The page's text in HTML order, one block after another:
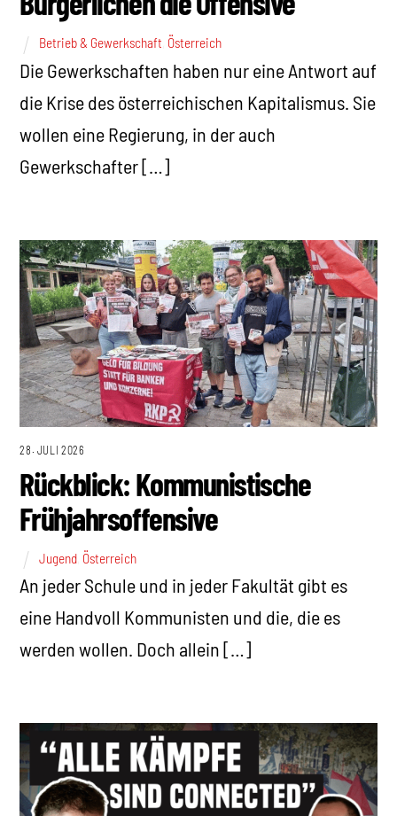
Betrieb & Gewerkschaft Österreich
Die Gewerkschaften haben nur eine Antwort auf
die Krise des österreichischen Kapitalismus. Sie
wollen eine Regierung, in der auch
Gewerkschafter […]
28. JULI 2026
Rückblick: Kommunistische
Frühjahrsoffensive
Jugend Österreich
An jeder Schule und in jeder Fakultät gibt es
eine Handvoll Kommunisten und die, die es
werden wollen. Doch allein […]